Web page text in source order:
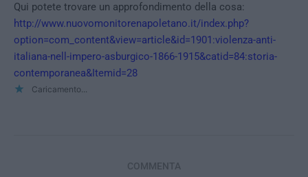
Qui potete trovare un approfondimento della cosa:
http://www.nuovomonitorenapoletano.it/index.php?
option=com_content&view=article&id=1901:violenza-anti-
italiana-nell-impero-asburgico-1866-1915&catid=84:storia-
contemporanea&Itemid=28
Caricamento...
COMMENTA